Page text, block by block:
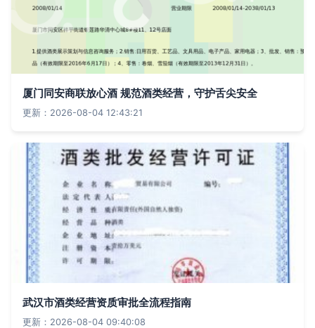
厦门同安商联放心酒 规范酒类经营，守护舌尖安全
更新：2026-08-04 12:43:21
武汉市酒类经营资质审批全流程指南
更新：2026-08-04 09:40:08